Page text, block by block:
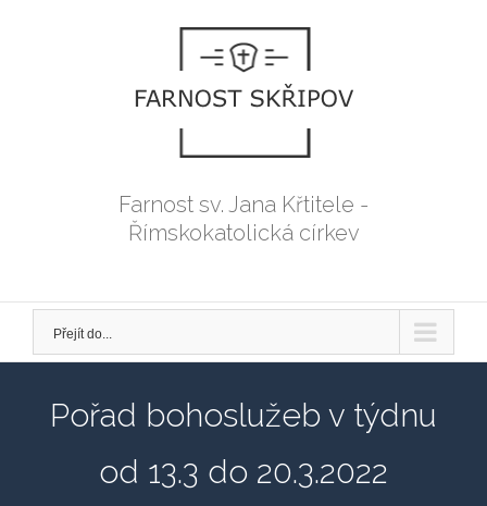
Farnost sv. Jana Křtitele -
Římskokatolická církev
Přejít do...
Pořad bohoslužeb v týdnu
od 13.3 do 20.3.2022